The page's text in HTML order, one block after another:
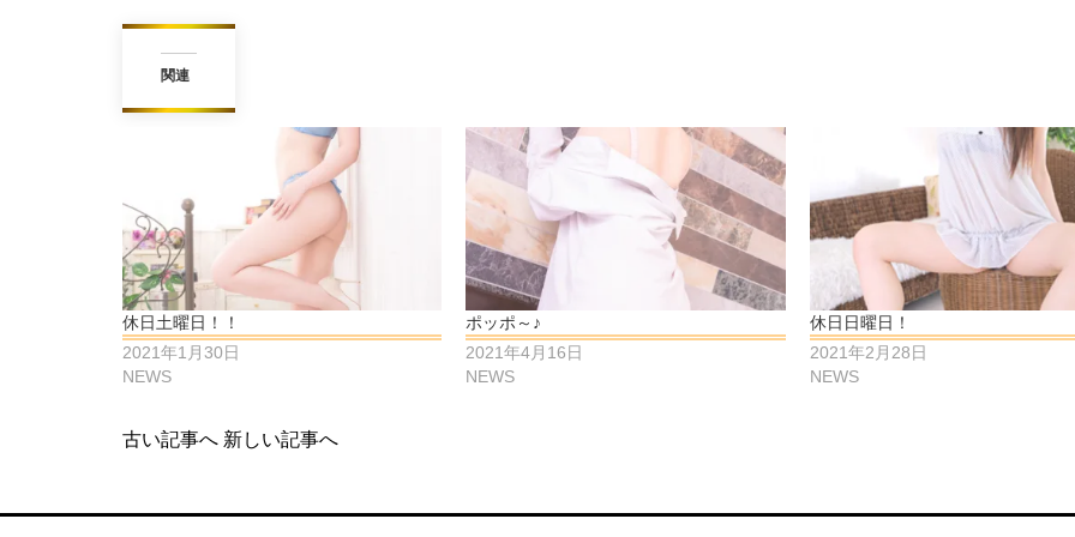
関連
休日土曜日！！
2021年1月30日
NEWS
ポッポ～♪
2021年4月16日
NEWS
休日日曜日！
2021年2月28日
NEWS
古い記事へ 新しい記事へ